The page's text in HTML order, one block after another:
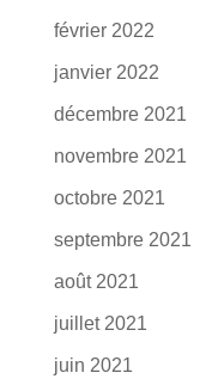
février 2022
janvier 2022
décembre 2021
novembre 2021
octobre 2021
septembre 2021
août 2021
juillet 2021
juin 2021